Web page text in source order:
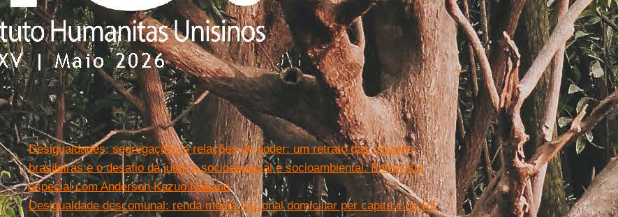
Leia mais
Desigualdades, segregações e relações de poder: um retrato das cidades
brasileiras e o desafio da justiça socioespacial e socioambiental. Entrevista
especial com Anderson Kazuo Nakano
Desigualdade descomunal: renda média nacional domiciliar per capita é de R$